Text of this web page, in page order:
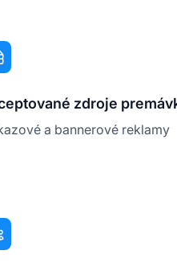
zdroje
a bannerové reklamy